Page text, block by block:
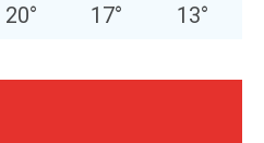
20° 17° 13°